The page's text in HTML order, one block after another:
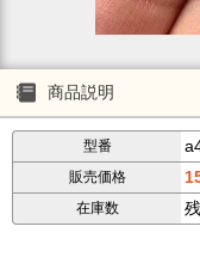
商品説明
型番
販売価格
在庫数